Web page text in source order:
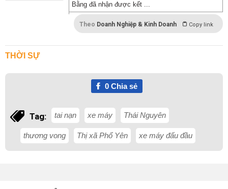
Bằng đã nhận được kết ...
Theo Doanh Nghiệp & Kinh Doanh Copy link
THỜI SỰ
0Chia sẻ
Tag: tai nạn xe máy Thái Nguyên
thương vong Thị xã Phổ Yên xe máy đấu đầu